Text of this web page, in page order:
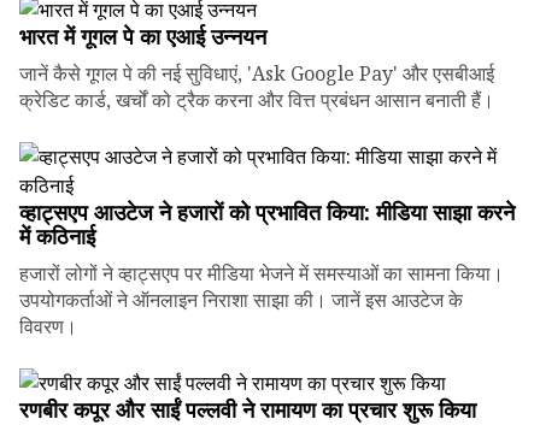
भारत में गूगल पे का एआई उन्नयन
जानें कैसे गूगल पे की नई सुविधाएं, 'Ask Google Pay' और एसबीआई
क्रेडिट कार्ड, खर्चों को ट्रैक करना और वित्त प्रबंधन आसान बनाती हैं।
व्हाट्सएप आउटेज ने हजारों को प्रभावित किया: मीडिया साझा करने
में कठिनाई
हजारों लोगों ने व्हाट्सएप पर मीडिया भेजने में समस्याओं का सामना किया।
उपयोगकर्ताओं ने ऑनलाइन निराशा साझा की। जानें इस आउटेज के
विवरण।
रणबीर कपूर और साईं पल्लवी ने रामायण का प्रचार शुरू किया